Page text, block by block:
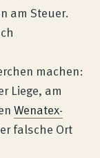
am Steuer.
machen:
Liege, am
Wenatex-
falsche Ort